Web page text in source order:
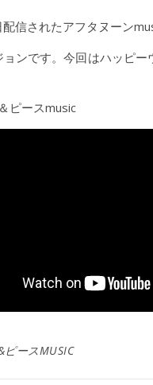
配信されたアフタヌーン
ョンです。今回はハッピー
ピースmusic
ピースMUSIC